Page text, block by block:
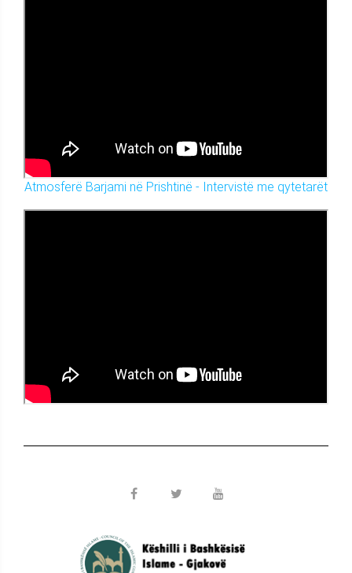
Atmosferë Barjami në Prishtinë - Intervistë me qytetarët